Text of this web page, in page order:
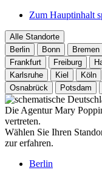
Zum Hauptinhalt
Alle Standorte
Berlin
Bonn Bremen
Frankfurt
Freiburg
Karlsruhe
Kiel Köln
Osnabrück
Potsdam
Die Agentur Mary
vertreten.
Wählen Sie Ihren
zur erfahren.
Berlin